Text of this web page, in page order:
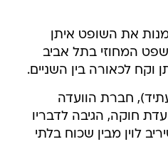
את השופט איתן
המחוזי בתל אביב
לכאורה בין השניים.
חברת הוועדה
חוקה, הגיבה לדבריו
לוין מבין שכוח בלתי